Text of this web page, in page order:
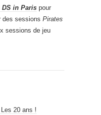
DS in Paris pour
des sessions Pirates
sessions de jeu
20 ans !